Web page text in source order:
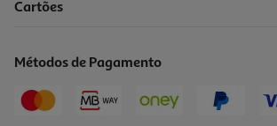
15,95 € PVP de editor
Cartões
Métodos de Pagamento